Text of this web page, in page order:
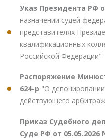
Указ Президента РФ
назначении судей
представителях
квалификационных
Российской Федерации"
Распоряжение
624-р "О
действующего
Приказ Судебного
Суде РФ от 05.05.2026